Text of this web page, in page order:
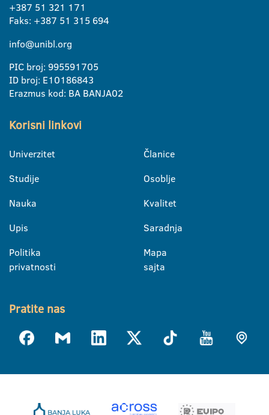
+387 51 321 171
Faks: +387 51 315 694
info@unibl.org
PIC broj: 995591705
ID broj: E10186843
Erazmus kod: BA BANJA02
Korisni linkovi
Univerzitet
Studije
Nauka
Upis
Politika
privatnosti
Članice
Osoblje
Kvalitet
Saradnja
Mapa
sajta
Pratite nas